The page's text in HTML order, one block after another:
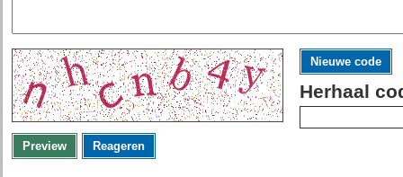
Nieuwe code
Herhaal
Preview Reageren